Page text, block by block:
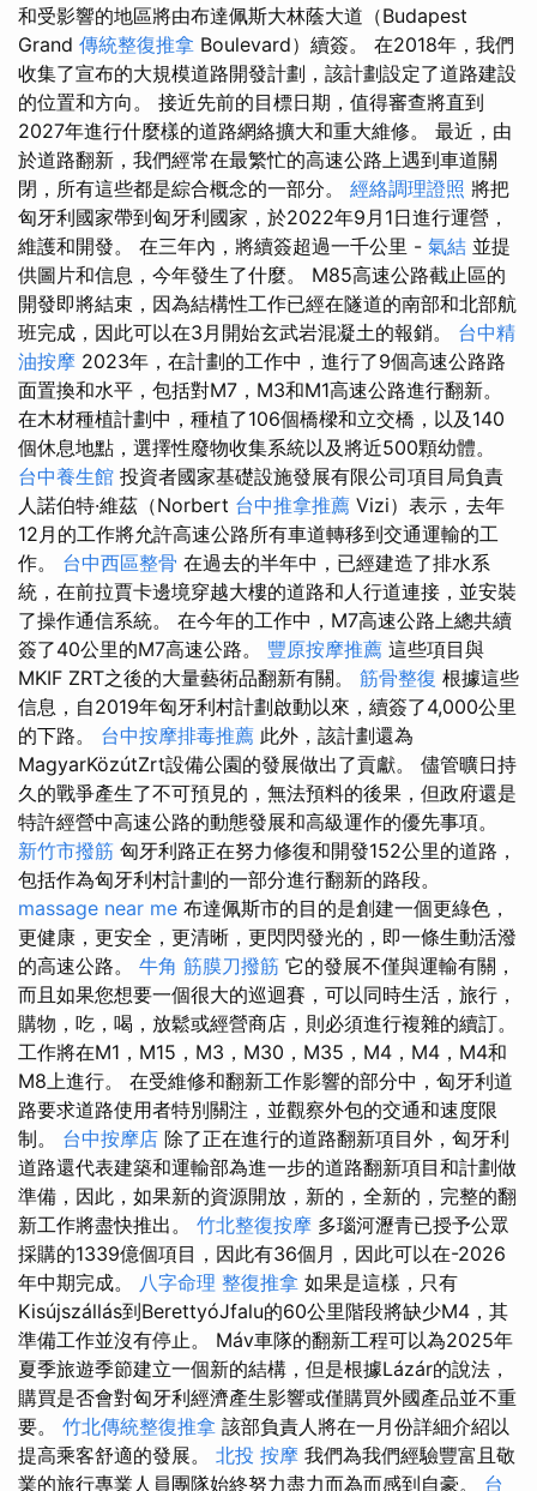
和受影響的地區將由布達佩斯大林蔭大道（Budapest
Grand 傳統整復推拿 Boulevard）續簽。 在2018年，我們
收集了宣布的大規模道路開發計劃，該計劃設定了道路建設
的位置和方向。 接近先前的目標日期，值得審查將直到
2027年進行什麼樣的道路網絡擴大和重大維修。 最近，由
於道路翻新，我們經常在最繁忙的高速公路上遇到車道關
閉，所有這些都是綜合概念的一部分。 經絡調理證照 將把
匈牙利國家帶到匈牙利國家，於2022年9月1日進行運營，
維護和開發。 在三年內，將續簽超過一千公里 - 氣結 並提
供圖片和信息，今年發生了什麼。 M85高速公路截止區的
開發即將結束，因為結構性工作已經在隧道的南部和北部航
班完成，因此可以在3月開始玄武岩混凝土的報銷。 台中精
油按摩 2023年，在計劃的工作中，進行了9個高速公路路
面置換和水平，包括對M7，M3和M1高速公路進行翻新。
在木材種植計劃中，種植了106個橋樑和立交橋，以及140
個休息地點，選擇性廢物收集系統以及將近500顆幼體。
台中養生館 投資者國家基礎設施發展有限公司項目局負責
人諾伯特·維茲（Norbert 台中推拿推薦 Vizi）表示，去年
12月的工作將允許高速公路所有車道轉移到交通運輸的工
作。 台中西區整骨 在過去的半年中，已經建造了排水系
統，在前拉賈卡邊境穿越大樓的道路和人行道連接，並安裝
了操作通信系統。 在今年的工作中，M7高速公路上總共續
簽了40公里的M7高速公路。 豐原按摩推薦 這些項目與
MKIF ZRT之後的大量藝術品翻新有關。 筋骨整復 根據這些
信息，自2019年匈牙利村計劃啟動以來，續簽了4,000公里
的下路。 台中按摩排毒推薦 此外，該計劃還為
MagyarKözútZrt設備公園的發展做出了貢獻。 儘管曠日持
久的戰爭產生了不可預見的，無法預料的後果，但政府還是
特許經營中高速公路的動態發展和高級運作的優先事項。
新竹市撥筋 匈牙利路正在努力修復和開發152公里的道路，
包括作為匈牙利村計劃的一部分進行翻新的路段。
massage near me 布達佩斯市的目的是創建一個更綠色，
更健康，更安全，更清晰，更閃閃發光的，即一條生動活潑
的高速公路。 牛角 筋膜刀撥筋 它的發展不僅與運輸有關，
而且如果您想要一個很大的巡迴賽，可以同時生活，旅行，
購物，吃，喝，放鬆或經營商店，則必須進行複雜的續訂。
工作將在M1，M15，M3，M30，M35，M4，M4，M4和
M8上進行。 在受維修和翻新工作影響的部分中，匈牙利道
路要求道路使用者特別關注，並觀察外包的交通和速度限
制。 台中按摩店 除了正在進行的道路翻新項目外，匈牙利
道路還代表建築和運輸部為進一步的道路翻新項目和計劃做
準備，因此，如果新的資源開放，新的，全新的，完整的翻
新工作將盡快推出。 竹北整復按摩 多瑙河瀝青已授予公眾
採購的1339億個項目，因此有36個月，因此可以在-2026
年中期完成。 八字命理 整復推拿 如果是這樣，只有
Kisújszállás到BerettyóJfalu的60公里階段將缺少M4，其
準備工作並沒有停止。 Máv車隊的翻新工程可以為2025年
夏季旅遊季節建立一個新的結構，但是根據Lázár的說法，
購買是否會對匈牙利經濟產生影響或僅購買外國產品並不重
要。 竹北傳統整復推拿 該部負責人將在一月份詳細介紹以
提高乘客舒適的發展。 北投 按摩 我們為我們經驗豐富且敬
業的旅行專業人員團隊始終努力盡力而為而感到自豪。 台